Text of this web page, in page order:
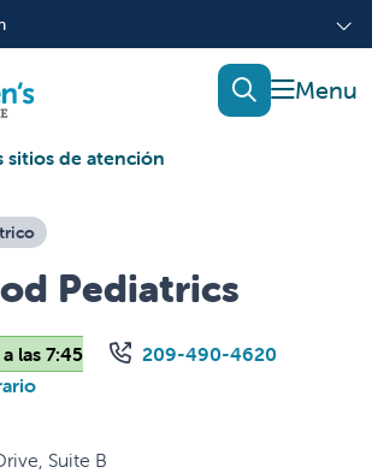
mostrar
buscar
sitios de atención
Pediatrics
las 7:45
209-490-4620
Suite B